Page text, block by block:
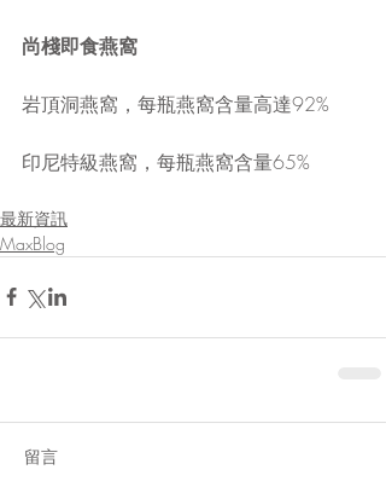
尚棧即食燕窩
岩頂洞燕窩，每瓶燕窩含量高達92%
印尼特級燕窩，每瓶燕窩含量65%
最新資訊
MaxBlog
留言